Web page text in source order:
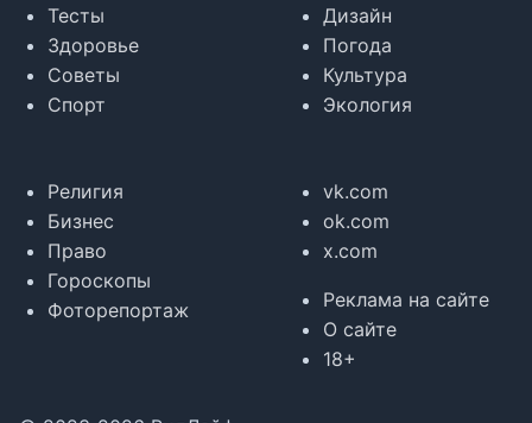
Тесты
Здоровье
Советы
Спорт
Дизайн
Погода
Культура
Экология
Религия
Бизнес
Право
Гороскопы
Фоторепортаж
vk.com
ok.com
x.com
Реклама на сайте
О сайте
18+